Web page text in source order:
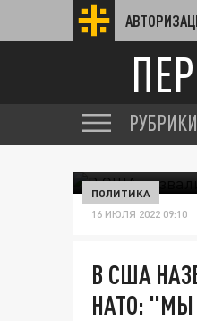
РУБРИКИ
ПОЛИТИКА
16 ИЮЛЯ 2022 09:10
В США
НАТО: